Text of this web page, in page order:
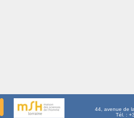
44, avenue de
Tél. :